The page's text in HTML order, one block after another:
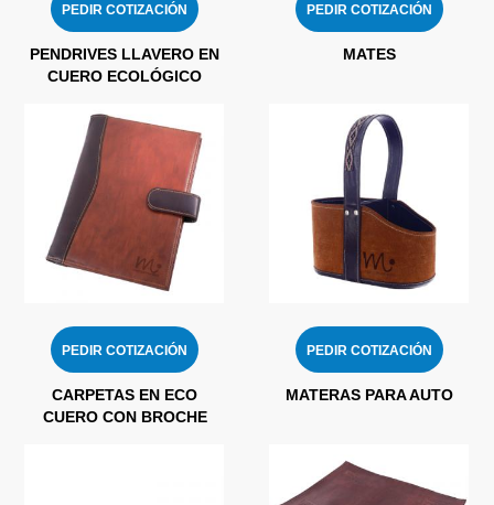
PEDIR COTIZACIÓN
PENDRIVES LLAVERO EN
CUERO ECOLÓGICO
PEDIR COTIZACIÓN
MATES
PEDIR COTIZACIÓN
CARPETAS EN ECO
CUERO CON BROCHE
PEDIR COTIZACIÓN
MATERAS PARA AUTO